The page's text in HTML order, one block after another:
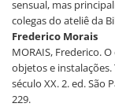
sensual, mas
colegas do ateliê da
Frederico Morais
MORAIS, Frederico.
objetos e instalações.
século XX. 2. ed. São
229.